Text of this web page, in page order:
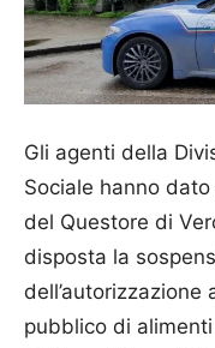
Gli agenti della
Sociale hanno
del Questore di
disposta la
dell’autorizzazione
pubblico di